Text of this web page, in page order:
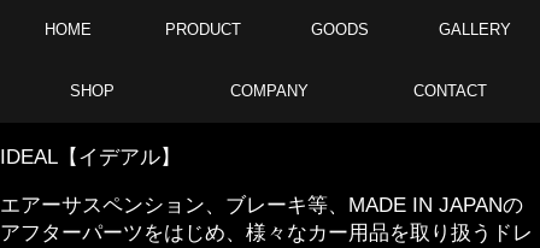
HOME PRODUCT GOODS GALLERY
SHOP COMPANY CONTACT
IDEAL【イデアル】
エアーサスペンション、ブレーキ等、MADE IN JAPANの
アフターパーツをはじめ、様々なカー用品を取り扱うドレ